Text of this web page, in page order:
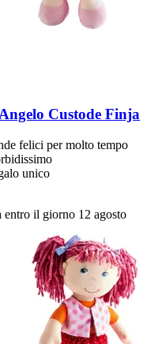
Angelo Custode Finja
felici per molto tempo
unico
entro il giorno 12 agosto